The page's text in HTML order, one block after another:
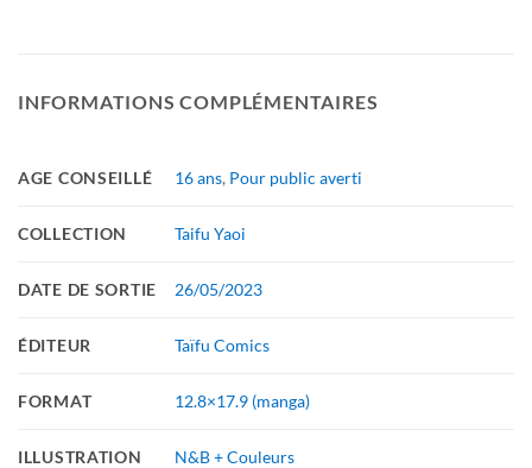
INFORMATIONS COMPLÉMENTAIRES
AGE CONSEILLÉ 16 ans, Pour public averti
COLLECTION Taifu Yaoi
DATE DE SORTIE 26/05/2023
ÉDITEUR Taïfu Comics
FORMAT 12.8×17.9 (manga)
ILLUSTRATION N&B + Couleurs